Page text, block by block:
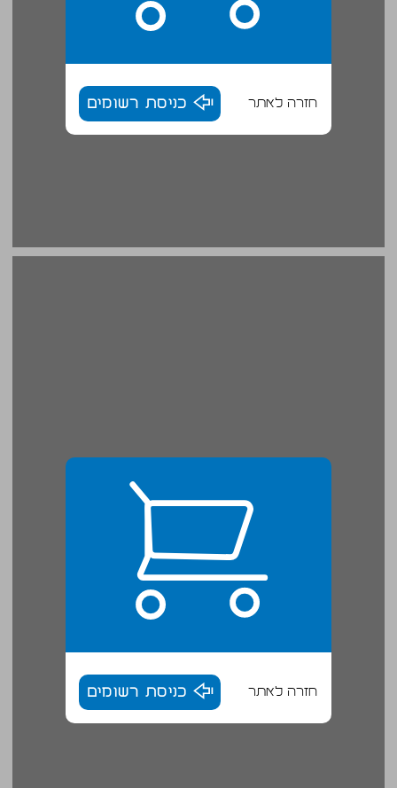
חזרה לאתר כניסת רשומים
חזרה לאתר כניסת רשומים